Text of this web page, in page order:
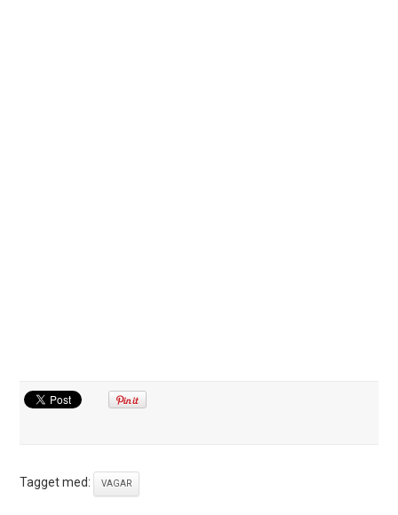
Tagget med: VAGAR